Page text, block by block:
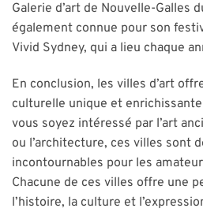
Galerie d’art de Nouvelle-Galles
également connue pour son
Vivid Sydney, qui a lieu chaque
En conclusion, les villes d’art
culturelle unique et
vous soyez intéressé par l’art
ou l’architecture, ces villes sont
incontournables pour les
Chacune de ces villes offre une
l’histoire, la culture et